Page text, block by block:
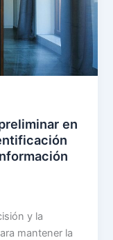
en
y la
mantener la